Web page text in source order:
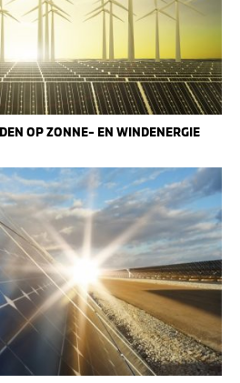
OP ZONNE- EN WINDENERGIE